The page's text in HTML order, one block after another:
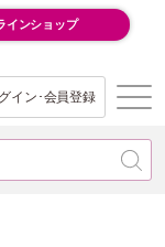
インショップ
イン･会員登録